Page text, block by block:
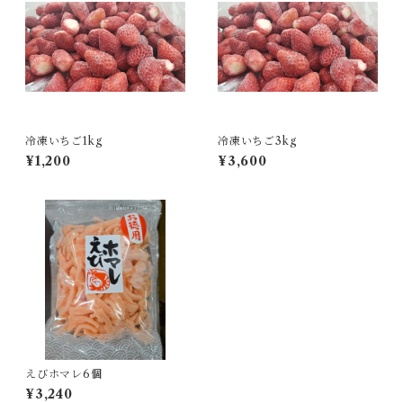
冷凍いちご1kg
¥1,200
冷凍いちご3kg
¥3,600
えびホマレ6個
¥3,240